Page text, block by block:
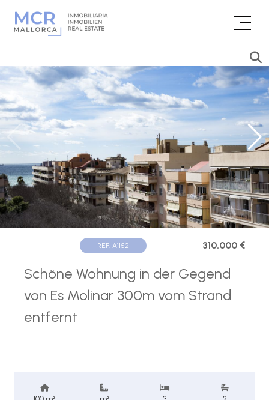
REF. A1152 310.000 €
Schöne Wohnung in der Gegend
von Es Molinar 300m vom Strand
entfernt